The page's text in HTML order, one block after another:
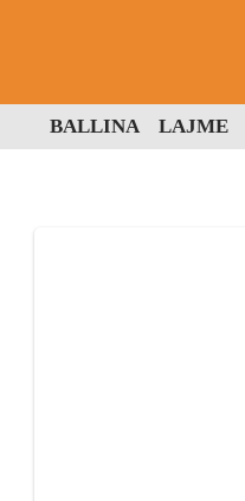
BALLINA LAJME